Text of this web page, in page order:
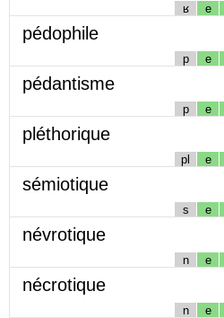
ʁ e
pédophile
p e
pédantisme
p e
pléthorique
pl e
sémiotique
s e
névrotique
n e
nécrotique
n e